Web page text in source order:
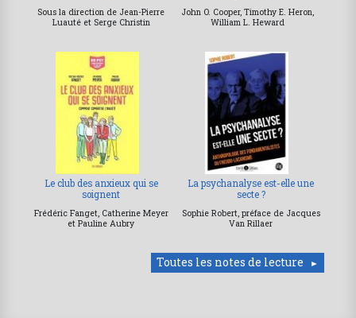
Sous la direction de Jean-Pierre
Luauté et Serge Christin
John O. Cooper, Timothy E. Heron,
William L. Heward
Le club des anxieux qui se
soignent
Frédéric Fanget, Catherine Meyer
et Pauline Aubry
La psychanalyse est-elle une
secte ?
Sophie Robert, préface de Jacques
Van Rillaer
Toutes les notes de lecture